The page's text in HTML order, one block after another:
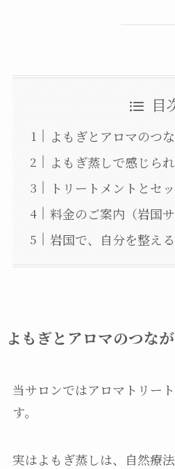
目
よもぎとアロマのつ
よもぎ蒸しで感じら
トリートメントとセ
料金のご案内（岩国サ
岩国で、自分を整え
よもぎとアロマのつなが
当サロンではアロマトリー
す。
実はよもぎ蒸しは、自然療